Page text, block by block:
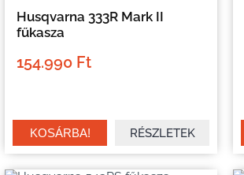
Husqvarna 333R Mark II
fűkasza
154.990 Ft
RÉSZLETEK